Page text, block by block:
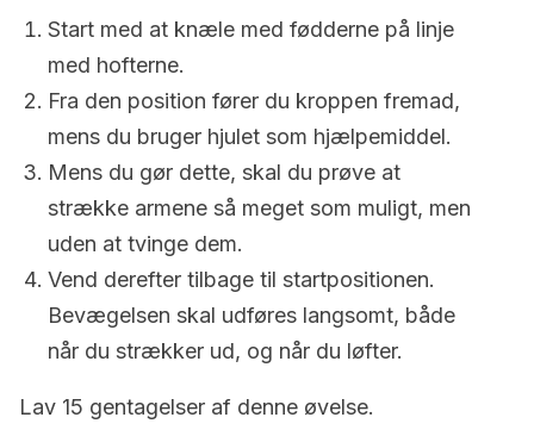
Start med at knæle med fødderne på linje
med hofterne.
Fra den position fører du kroppen fremad,
mens du bruger hjulet som hjælpemiddel.
Mens du gør dette, skal du prøve at
strække armene så meget som muligt, men
uden at tvinge dem.
Vend derefter tilbage til startpositionen.
Bevægelsen skal udføres langsomt, både
når du strækker ud, og når du løfter.
Lav 15 gentagelser af denne øvelse.